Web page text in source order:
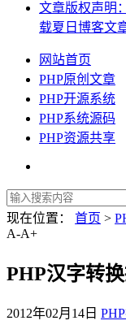
文章版权声明
载夏日博客文
网站首页
PHP原创文章
PHP开源系统
PHP系统源码
PHP资源共享
现在位置： 首页 >
A-A+
PHP汉字转
2012年02月14日